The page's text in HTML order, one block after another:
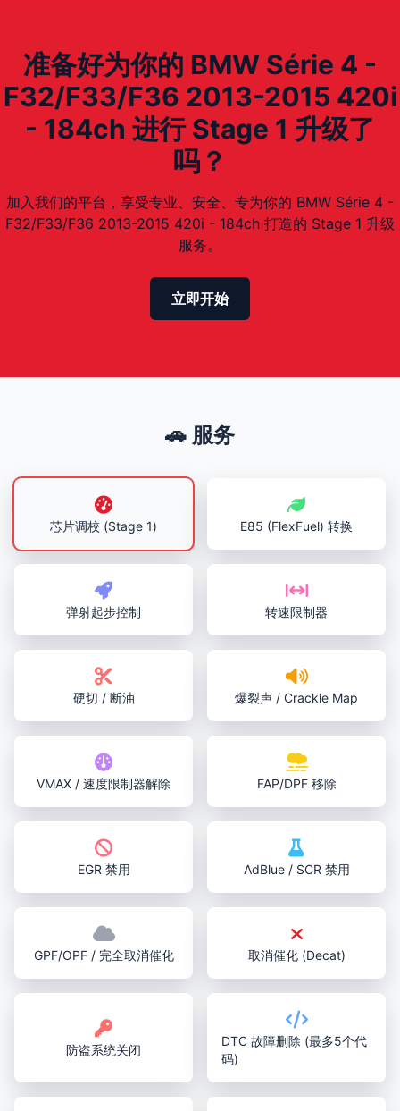
准备好为你的 BMW Série 4 -
F32/F33/F36 2013-2015 420i
- 184ch 进行 Stage 1 升级了
吗？
加入我们的平台，享受专业、安全、专为你的 BMW Série 4 -
F32/F33/F36 2013-2015 420i - 184ch 打造的 Stage 1 升级
服务。
立即开始
🚗 服务
芯片调校 (Stage 1) E85 (FlexFuel) 转换
弹射起步控制 转速限制器
硬切 / 断油 爆裂声 / Crackle Map
VMAX / 速度限制器解除 FAP/DPF 移除
EGR 禁用 AdBlue / SCR 禁用
GPF/OPF / 完全取消催化 取消催化 (Decat)
防盗系统关闭
DTC 故障删除 (最多5个代
码)